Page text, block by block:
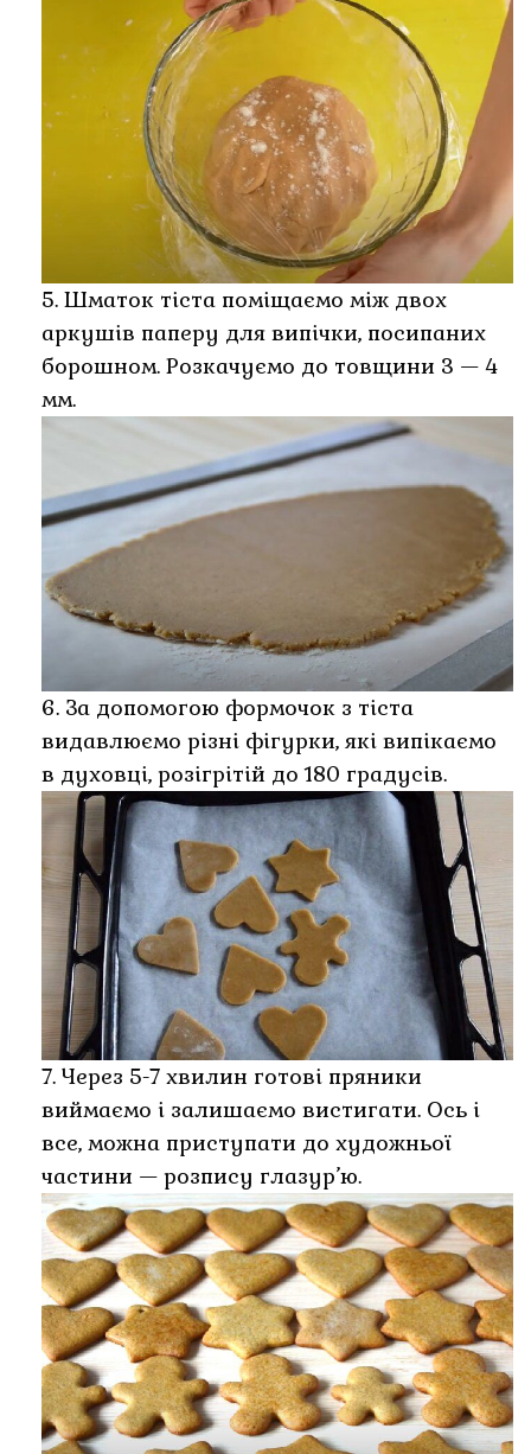
5. Шматок тіста поміщаємо між двох
аркушів паперу для випічки, посипаних
борошном. Розкачуємо до товщини 3 — 4
мм.
6. За допомогою формочок з тіста
видавлюємо різні фігурки, які випікаємо
в духовці, розігрітій до 180 градусів.
7. Через 5-7 хвилин готові пряники
виймаємо і залишаємо вистигати. Ось і
все, можна приступати до художньої
частини — розпису глазур’ю.